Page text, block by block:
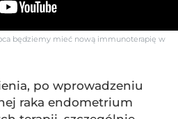
będziemy mieć nową immunoterapię w
po wprowadzeniu
raka endometrium